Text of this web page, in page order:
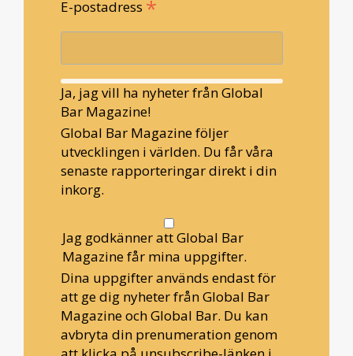
E-postadress *
Ja, jag vill ha nyheter från Global
Bar Magazine!
Global Bar Magazine följer
utvecklingen i världen. Du får våra
senaste rapporteringar direkt i din
inkorg.
Jag godkänner att Global Bar
Magazine får mina uppgifter.
Dina uppgifter används endast för
att ge dig nyheter från Global Bar
Magazine och Global Bar. Du kan
avbryta din prenumeration genom